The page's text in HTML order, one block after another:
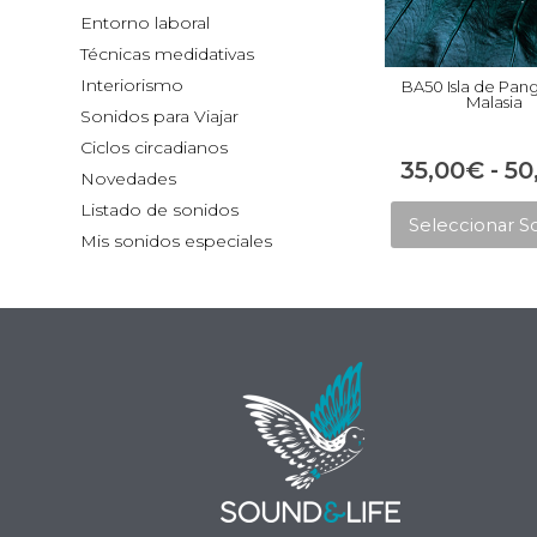
BA50 Isla de
Malasia
35,00€ -
Seleccionar
Entorno laboral
Técnicas medidativas
Interiorismo
Sonidos para Viajar
Ciclos circadianos
Novedades
Listado de sonidos
Mis sonidos especiales